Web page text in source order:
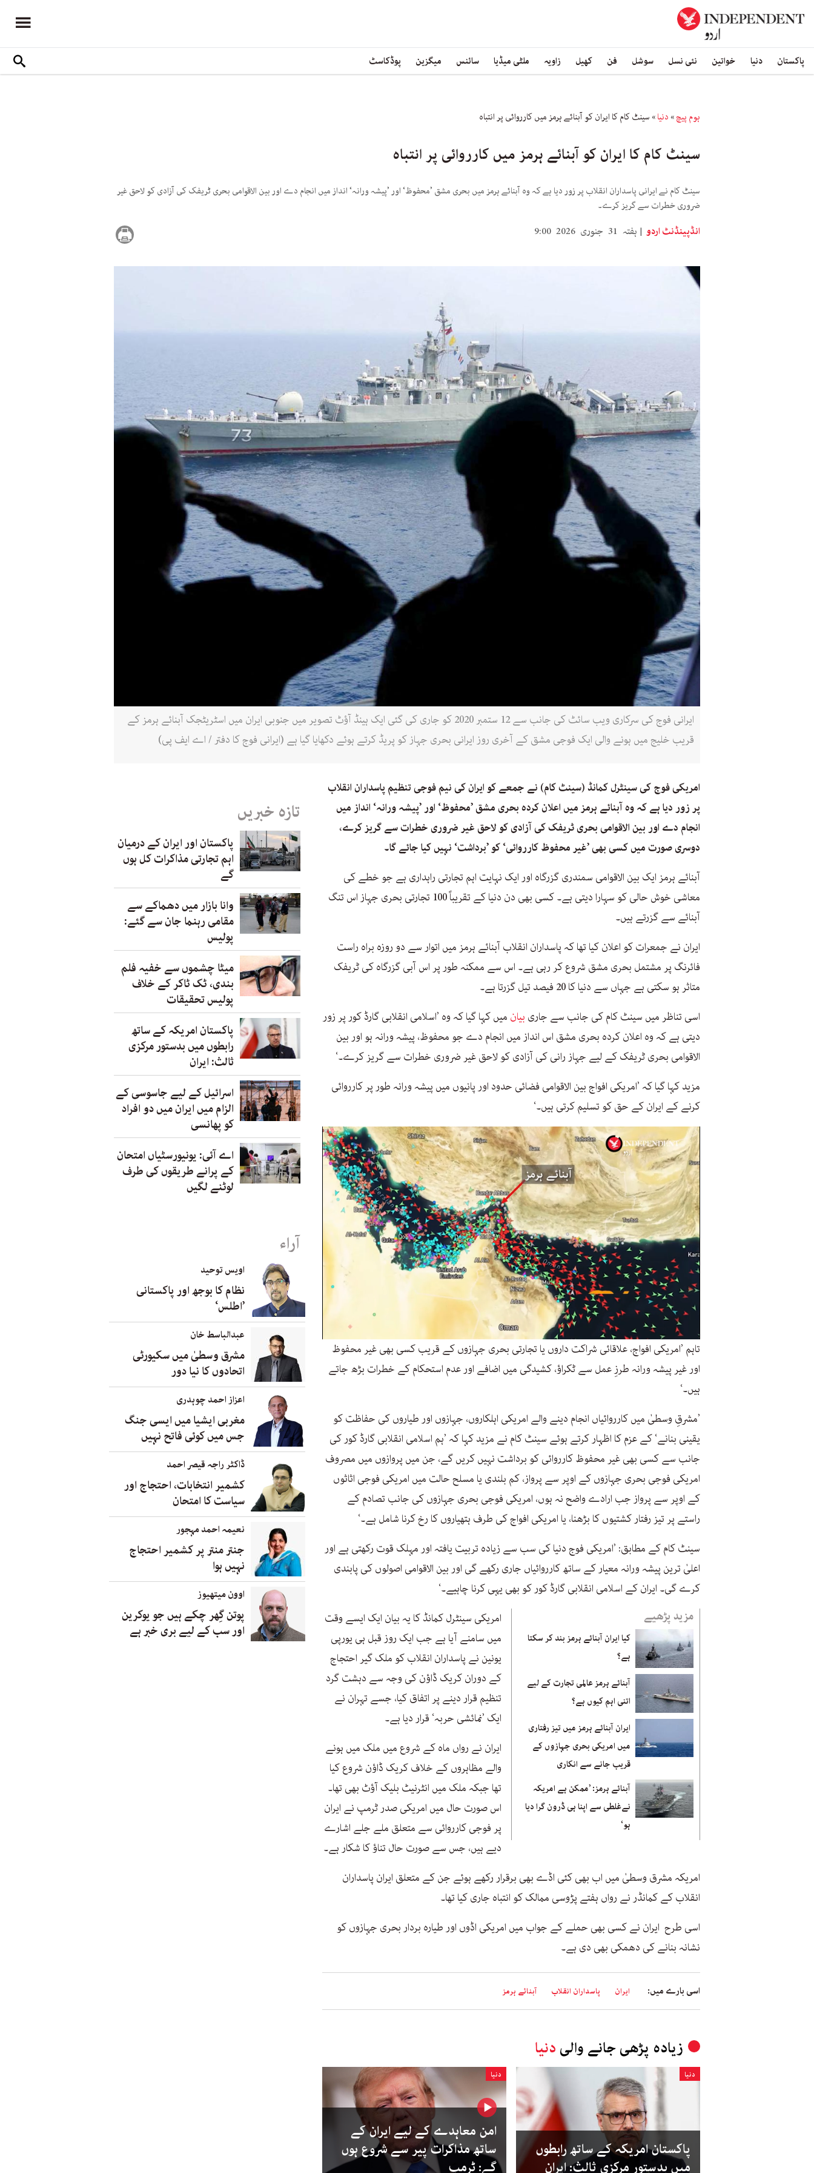
پاکستان دنیا خواتین نئی نسل سوشل فن کھیل زاویہ ملٹی میڈیا سائنس میگزین پوڈکاسٹ
ہوم پیچ» دنیا» سینٹ کام کا ایران کو آبنائے ہرمز میں کارروائی پر انتباہ
سینٹ کام کا ایران کو آبنائے ہرمز میں کارروائی پر انتباہ
سینٹ کام نے ایرانی پاسداران انقلاب پر زور دیا ہے کہ وہ آبنائے ہرمز میں بحری مشق ’محفوظ‘ اور ’پیشہ ورانہ‘ انداز میں انجام دے اور بین الاقوامی بحری ٹریفک کی آزادی کو لاحق غیر
ضروری خطرات سے گریز کرے۔
انڈپینڈنٹ اردو ہفتہ 31 جنوری 2026 9:00
ایرانی فوج کی سرکاری ویب سائٹ کی جانب سے 12 ستمبر 2020 کو جاری کی گئی ایک ہینڈ آؤٹ تصویر میں جنوبی ایران میں اسٹریٹجک آبنائے ہرمز کے
قریب خلیج میں ہونے والی ایک فوجی مشق کے آخری روز ایرانی بحری جہاز کو پریڈ کرتے ہوئے دکھایا گیا ہے (ایرانی فوج کا دفتر / اے ایف پی)
امریکی فوج کی سینٹرل کمانڈ (سینٹ کام) نے جمعے کو ایران کی نیم فوجی تنظیم پاسداران انقلاب
پر زور دیا ہے کہ وہ آبنائے ہرمز میں اعلان کردہ بحری مشق ’محفوظ‘ اور ’پیشہ ورانہ‘ انداز میں
انجام دے اور بین الاقوامی بحری ٹریفک کی آزادی کو لاحق غیر ضروری خطرات سے گریز کرے،
دوسری صورت میں کسی بھی ’غیر محفوظ کارروائی‘ کو ’برداشت‘ نہیں کیا جائے گا۔
آبنائے ہرمز ایک بین الاقوامی سمندری گزرگاہ اور ایک نہایت اہم تجارتی راہداری ہے جو خطے کی
معاشی خوش حالی کو سہارا دیتی ہے۔ کسی بھی دن دنیا کے تقریباً 100 تجارتی بحری جہاز اس تنگ
آبنائے سے گزرتے ہیں۔
ایران نے جمعرات کو اعلان کیا تھا کہ پاسداران انقلاب آبنائے ہرمز میں اتوار سے دو روزہ براہ راست
فائرنگ پر مشتمل بحری مشق شروع کر رہی ہے۔ اس سے ممکنہ طور پر اس آبی گزرگاہ کی ٹریفک
متاثر ہو سکتی ہے جہاں سے دنیا کا 20 فیصد تیل گزرتا ہے۔
اسی تناظر میں سینٹ کام کی جانب سے جاری بیان میں کہا گیا کہ وہ ’اسلامی انقلابی گارڈ کور پر زور
دیتی ہے کہ وہ اعلان کردہ بحری مشق اس انداز میں انجام دے جو محفوظ، پیشہ ورانہ ہو اور بین
الاقوامی بحری ٹریفک کے لیے جہاز رانی کی آزادی کو لاحق غیر ضروری خطرات سے گریز کرے۔‘
مزید کہا گیا کہ ’امریکی افواج بین الاقوامی فضائی حدود اور پانیوں میں پیشہ ورانہ طور پر کارروائی
کرنے کے ایران کے حق کو تسلیم کرتی ہیں۔‘
تاہم ’امریکی افواج، علاقائی شراکت داروں یا تجارتی بحری جہازوں کے قریب کسی بھی غیر محفوظ
اور غیر پیشہ ورانہ طرزِ عمل سے ٹکراؤ، کشیدگی میں اضافے اور عدم استحکام کے خطرات بڑھ جاتے
ہیں۔‘
’مشرقِ وسطیٰ میں کارروائیاں انجام دینے والے امریکی اہلکاروں، جہازوں اور طیاروں کی حفاظت کو
یقینی بنانے‘ کے عزم کا اظہار کرتے ہوئے سینٹ کام نے مزید کہا کہ ’ہم اسلامی انقلابی گارڈ کور کی
جانب سے کسی بھی غیر محفوظ کارروائی کو برداشت نہیں کریں گے، جن میں پروازوں میں مصروف
امریکی فوجی بحری جہازوں کے اوپر سے پرواز، کم بلندی یا مسلح حالت میں امریکی فوجی اثاثوں
کے اوپر سے پرواز جب ارادے واضح نہ ہوں، امریکی فوجی بحری جہازوں کی جانب تصادم کے
راستے پر تیز رفتار کشتیوں کا بڑھنا، یا امریکی افواج کی طرف ہتھیاروں کا رخ کرنا شامل ہے۔‘
سینٹ کام کے مطابق: ’امریکی فوج دنیا کی سب سے زیادہ تربیت یافتہ اور مہلک قوت رکھتی ہے اور
اعلیٰ ترین پیشہ ورانہ معیار کے ساتھ کارروائیاں جاری رکھے گی اور بین الاقوامی اصولوں کی پابندی
کرے گی۔ ایران کے اسلامی انقلابی گارڈ کور کو بھی یہی کرنا چاہیے۔‘
مزید پڑھیے
کیا ایران آبنائے ہرمز بند کر سکتا
ہے؟
آبنائے ہرمز عالمی تجارت کے لیے
اتنی اہم کیوں ہے؟
ایران آبنائے ہرمز میں تیز رفتاری
میں امریکی بحری جہازوں کے
قریب جانے سے انکاری
آبنائے ہرمز: ’ممکن ہے امریکہ
نےغلطی سے اپنا ہی ڈرون گرا دیا
ہو‘
امریکی سینٹرل کمانڈ کا یہ بیان ایک ایسے وقت
میں سامنے آیا ہے جب ایک روز قبل ہی یورپی
یونین نے پاسداران انقلاب کو ملک گیر احتجاج
کے دوران کریک ڈاؤن کی وجہ سے دہشت گرد
تنظیم قرار دینے پر اتفاق کیا، جسے تہران نے
ایک ’نمائشی حربہ‘ قرار دیا ہے۔
ایران نے رواں ماہ کے شروع میں ملک میں ہونے
والے مظاہروں کے خلاف کریک ڈاؤن شروع کیا
تھا جبکہ ملک میں انٹرنیٹ بلیک آؤٹ بھی تھا۔
اس صورت حال میں امریکی صدر ٹرمپ نے ایران
پر فوجی کارروائی سے متعلق ملے جلے اشارے
دیے ہیں، جس سے صورت حال تناؤ کا شکار ہے۔
امریکہ مشرق وسطیٰ میں اب بھی کئی اڈے بھی برقرار رکھے ہوئے جن کے متعلق ایران پاسداران
انقلاب کے کمانڈر نے رواں ہفتے پڑوسی ممالک کو انتباہ جاری کیا تھا۔
اسی طرح ایران نے کسی بھی حملے کے جواب میں امریکی اڈوں اور طیارہ بردار بحری جہازوں کو
نشانہ بنانے کی دھمکی بھی دی ہے۔
اسی بارے میں: ایران پاسداران انقلاب آبنائے ہرمز
زیادہ پڑھی جانے والی دنیا
دنیا
پاکستان امریکہ کے ساتھ رابطوں
میں بدستور مرکزی ثالث: ایران
دنیا
امن معاہدے کے لیے ایران کے
ساتھ مذاکرات پیر سے شروع ہوں
گے: ٹرمپ
تازہ خبریں
پاکستان اور ایران کے درمیان
اہم تجارتی مذاکرات کل ہوں
گے
وانا بازار میں دھماکے سے
مقامی رہنما جان سے گئے:
پولیس
میٹا چشموں سے خفیہ فلم
بندی، ٹک ٹاکر کے خلاف
پولیس تحقیقات
پاکستان امریکہ کے ساتھ
رابطوں میں بدستور مرکزی
ثالث: ایران
اسرائیل کے لیے جاسوسی کے
الزام میں ایران میں دو افراد
کو پھانسی
اے آئی: یونیورسٹیاں امتحان
کے پرانے طریقوں کی طرف
لوٹنے لگیں
آراء
اویس توحید
نظام کا بوجھ اور پاکستانی
’اطلس‘
عبدالباسط خان
مشرق وسطیٰ میں سکیورٹی
اتحادوں کا نیا دور
اعزاز احمد چوہدری
مغربی ایشیا میں ایسی جنگ
جس میں کوئی فاتح نہیں
ڈاکٹر راجہ قیصر احمد
کشمیر انتخابات، احتجاج اور
سیاست کا امتحان
نعیمہ احمد مہجور
جنتر منتر پر کشمیر احتجاج
نہیں ہوا
اوون میتھیوز
پوتن گِھر چکے ہیں جو یوکرین
اور سب کے لیے بری خبر ہے